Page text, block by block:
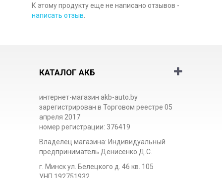
К этому продукту еще не написано отзывов -
написать отзыв.
КАТАЛОГ АКБ
интернет-магазин akb-auto.by
зарегистрирован в Торговом реестре 05
апреля 2017
номер регистрации: 376419
Владелец магазина: Индивидуальный
предприниматель Денисенко Д.С.
г. Минск ул. Белецкого д. 46 кв. 105